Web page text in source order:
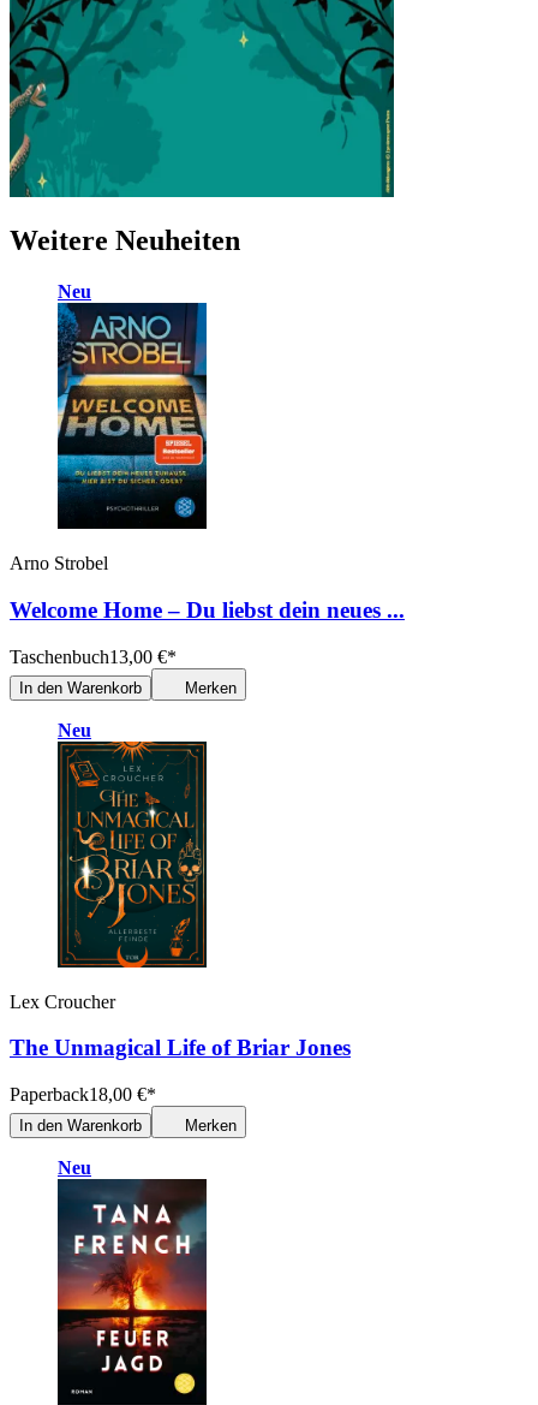
Weitere Neuheiten
Neu
Arno Strobel
Welcome Home – Du liebst dein neues ...
Taschenbuch13,00 €*
In den Warenkorb Merken
Neu
Lex Croucher
The Unmagical Life of Briar Jones
Paperback18,00 €*
In den Warenkorb Merken
Neu